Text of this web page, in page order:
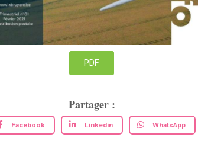
PDF
Partager :
Facebook Linkedin WhatsApp